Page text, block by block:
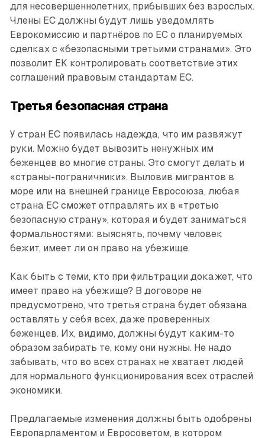
для несовершеннолетних, прибывших без взрослых.
Члены ЕС должны будут лишь уведомлять
Еврокомиссию и партнёров по ЕС о планируемых
сделках с «безопасными третьими странами». Это
позволит EK контролировать соответствие этих
соглашений правовым стандартам ЕС.
Третья безопасная страна
У стран ЕС появилась надежда, что им развяжут
руки. Можно будет вывозить ненужных им
беженцев во многие страны. Это смогут делать и
«страны-пограничники». Выловив мигрантов в
море или на внешней границе Евросоюза, любая
страна ЕС сможет отправлять их в «третью
безопасную страну», которая и будет заниматься
формальностями: выяснять, почему человек
бежит, имеет ли он право на убежище.
Как быть с теми, кто при фильтрации докажет, что
имеет право на убежище? В договоре не
предусмотрено, что третья страна будет обязана
оставлять у себя всех, даже проверенных
беженцев. Их, видимо, должны будут каким-то
образом забирать те, кому они нужны. Не надо
забывать, что во всех странах не хватает людей
для нормального функционирования всех отраслей
экономики.
Предлагаемые изменения должны быть одобрены
Европарламентом и Евросоветом, в котором